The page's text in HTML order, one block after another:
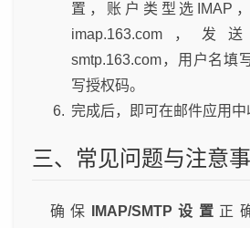
置，账户类型选IMAP
imap.163.com，
smtp.163.com，用户名填
写授权码。
完成后，即可在邮件应用中
三、常见问题与注意
确保 IMAP/SMTP设置 正